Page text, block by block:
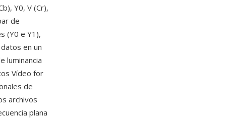
Y0, V (Cr),
de
(Y0 e Y1),
en un
luminancia
Vídeo for
de
archivos
plana